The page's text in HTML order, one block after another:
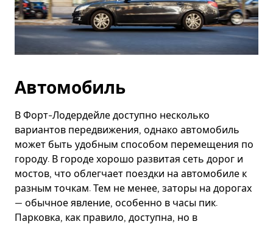
Автомобиль
В Форт-Лодердейле доступно несколько
вариантов передвижения, однако автомобиль
может быть удобным способом перемещения по
городу. В городе хорошо развитая сеть дорог и
мостов, что облегчает поездки на автомобиле к
разным точкам. Тем не менее, заторы на дорогах
— обычное явление, особенно в часы пик.
Парковка, как правило, доступна, но в